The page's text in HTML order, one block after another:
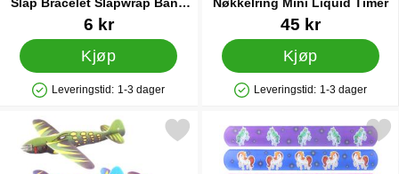
Slap Bracelet Slapwrap Bånd
Superhelter
Varenummer 38233
6 kr
Kjøp
Produkttilgjengelighet: På lager
Leveringstid: 1-3 dager
Nøkkelring Mini Liquid Timer
Varenummer 82915
45 kr
Kjøp
Produkttilgjengelighet: På lager
Leveringstid: 1-3 dager
Merk dinosaur Seilfly som favorittMerk slap Bracelet Slapwrap